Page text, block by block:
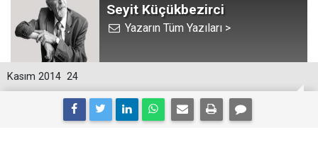
Seyit Küçükbezirci
Yazarın Tüm Yazıları >
24
Kasım 2014